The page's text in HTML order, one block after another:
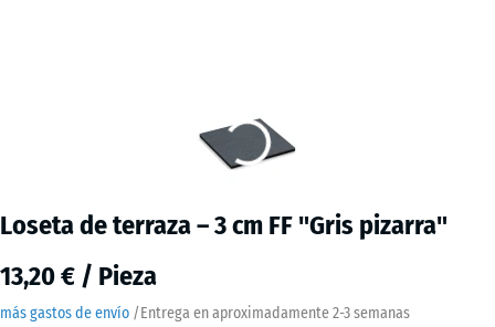
Loseta de terraza – 3 cm FF "Gris pizarra"
13,20 € / Pieza
más gastos de envío /Entrega en aproximadamente2-3 semanas